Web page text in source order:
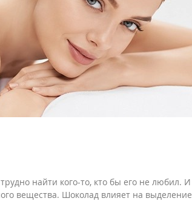
найти кого-то, кто бы его не любил. И
вещества. Шоколад влияет на выделение